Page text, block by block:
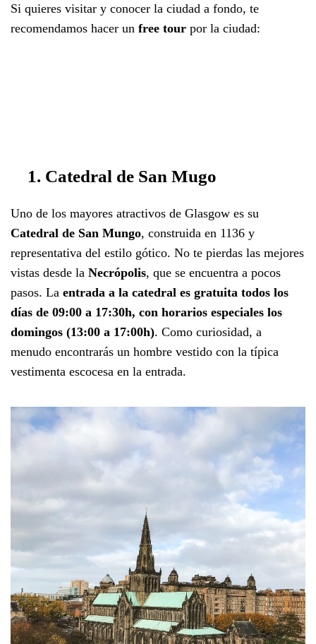
Si quieres visitar y conocer la ciudad a fondo, te
recomendamos hacer un free tour por la ciudad:
1. Catedral de San Mugo
Uno de los mayores atractivos de Glasgow es su
Catedral de San Mungo, construida en 1136 y
representativa del estilo gótico. No te pierdas las mejores
vistas desde la Necrópolis, que se encuentra a pocos
pasos. La entrada a la catedral es gratuita todos los
días de 09:00 a 17:30h, con horarios especiales los
domingos (13:00 a 17:00h). Como curiosidad, a
menudo encontrarás un hombre vestido con la típica
vestimenta escocesa en la entrada.